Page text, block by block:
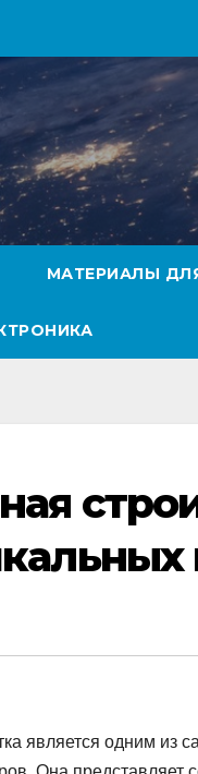
МАТЕРИАЛЫ
является одним из